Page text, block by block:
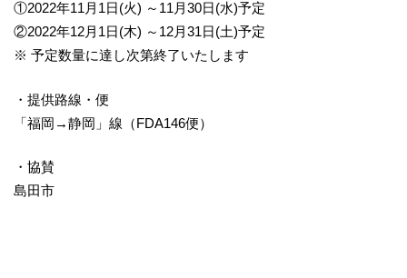
①2022年11月1日(火) ～11月30日(水)予定
②2022年12月1日(木) ～12月31日(土)予定
※ 予定数量に達し次第終了いたします
・提供路線・便
「福岡→静岡」線（FDA146便）
・協賛
島田市